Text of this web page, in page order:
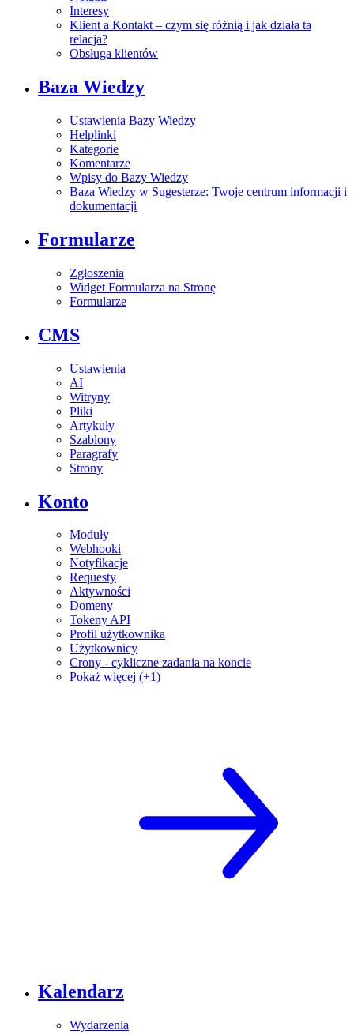
Interesy
Klient a Kontakt – czym się różnią i jak działa ta
relacja?
Obsługa klientów
Baza Wiedzy
Ustawienia Bazy Wiedzy
Helplinki
Kategorie
Komentarze
Wpisy do Bazy Wiedzy
Baza Wiedzy w Sugesterze: Twoje centrum informacji i
dokumentacji
Formularze
Zgłoszenia
Widget Formularza na Stronę
Formularze
CMS
Ustawienia
AI
Witryny
Pliki
Artykuły
Szablony
Paragrafy
Strony
Konto
Moduły
Webhooki
Notyfikacje
Requesty
Aktywności
Domeny
Tokeny API
Profil użytkownika
Użytkownicy
Crony - cykliczne zadania na koncie
Pokaż więcej (+1)
Kalendarz
Wydarzenia